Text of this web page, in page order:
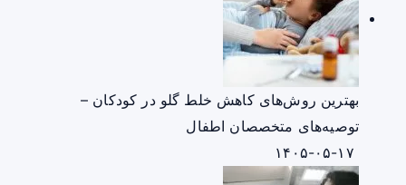
بهترین روش‌های کاهش خلط گلو در کودکان –
توصیه‌های متخصصان اطفال